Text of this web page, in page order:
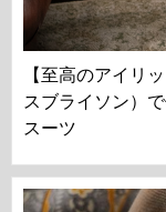
【至高のアイリ
スブライソン）
スーツ